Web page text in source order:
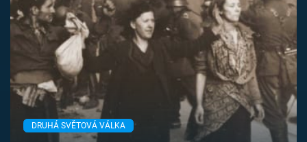
Témata
Pořady
TV Program
Časopis
DRUHÁ SVĚTOVÁ VÁLKA